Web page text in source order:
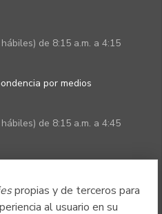
propias y de terceros para
al usuario en su
de 8:15 a.m. a 4:15
por medios
de 8:15 a.m. a 4:45